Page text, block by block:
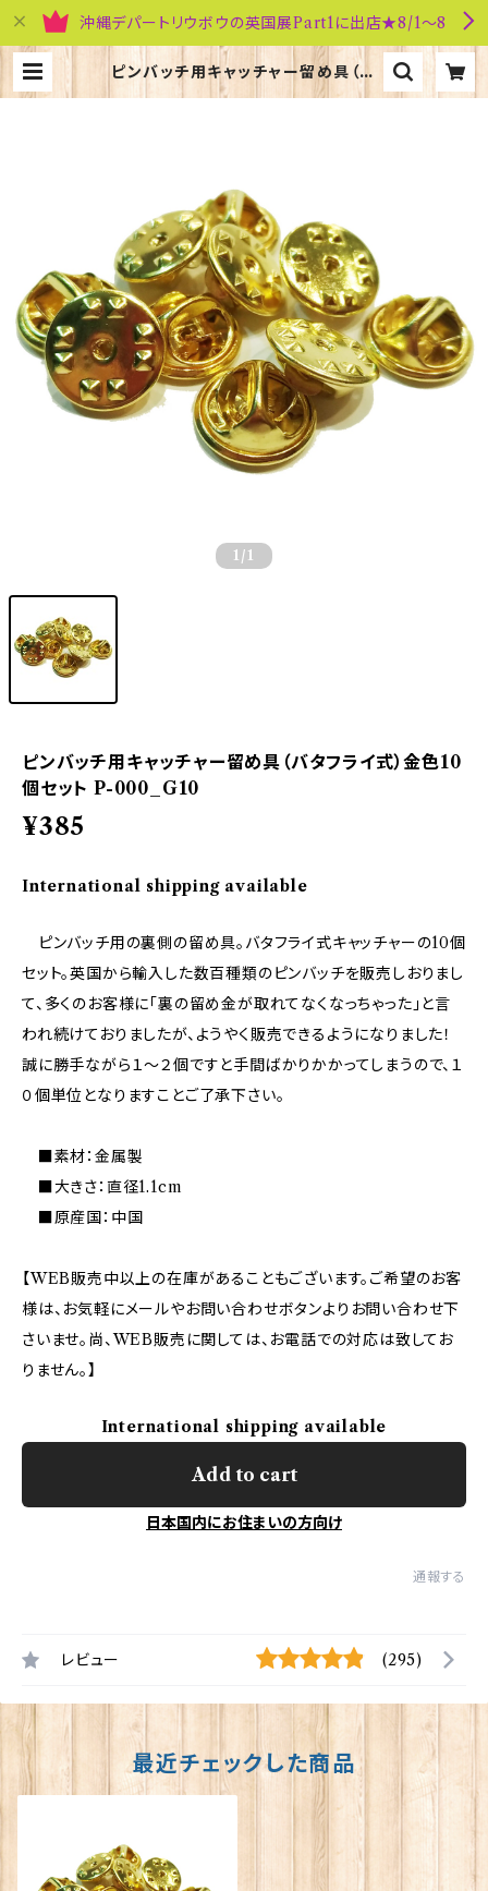
沖縄デパートリウボウの英国展Part1に出店★8/1～8
ピンバッチ用キャッチャー留め具（バ
タフライ式）金色10個セット P-000_
1 /1
ピンバッチ用キャッチャー留め具（バタフライ式）金色10
個セット P-000_G10
¥385
International shipping available
ピンバッチ用の裏側の留め具。バタフライ式キャッチャーの10個
セット。英国から輸入した数百種類のピンバッチを販売しおりまし
て、多くのお客様に「裏の留め金が取れてなくなっちゃった」と言
われ続けておりましたが、ようやく販売できるようになりました！
誠に勝手ながら１～２個ですと手間ばかりかかってしまうので、１
０個単位となりますことご了承下さい。
■素材：金属製
■大きさ：直径1.1cm
■原産国：中国
【WEB販売中以上の在庫があることもございます。ご希望のお客
様は、お気軽にメールやお問い合わせボタンよりお問い合わせ下
さいませ。尚、WEB販売に関しては、お電話での対応は致してお
りません。】
International shipping available
Add to cart
日本国内にお住まいの方向け
通報する
レビュー (295)
最近チェックした商品